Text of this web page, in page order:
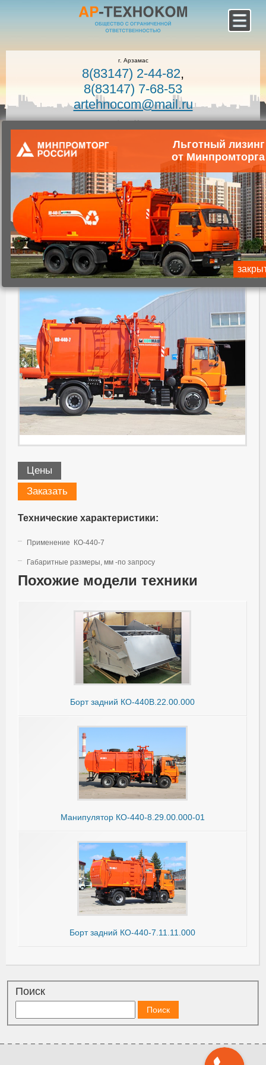
г. Арзамас
8(83147) 2-44-82,
8(83147) 7-68-53
artehnocom@mail.ru
офис г. Москва
Звонок по России бесплатный!
Заказать звонок
Главная
Каталог коммунальной техники
Коммунальная техника
Запчасти для коммунальной техники
Запасные части для мусоровозов
Кузов КО-440-7.11.10.000
Цены
Заказать
Технические характеристики:
Применение КО-440-7
Габаритные размеры, мм -по запросу
Похожие модели техники
Борт задний КО-440В.22.00.000
Манипулятор КО-440-8.29.00.000-01
Борт задний КО-440-7.11.11.000
Поиск
Льготный лизинг
от Минпромторга